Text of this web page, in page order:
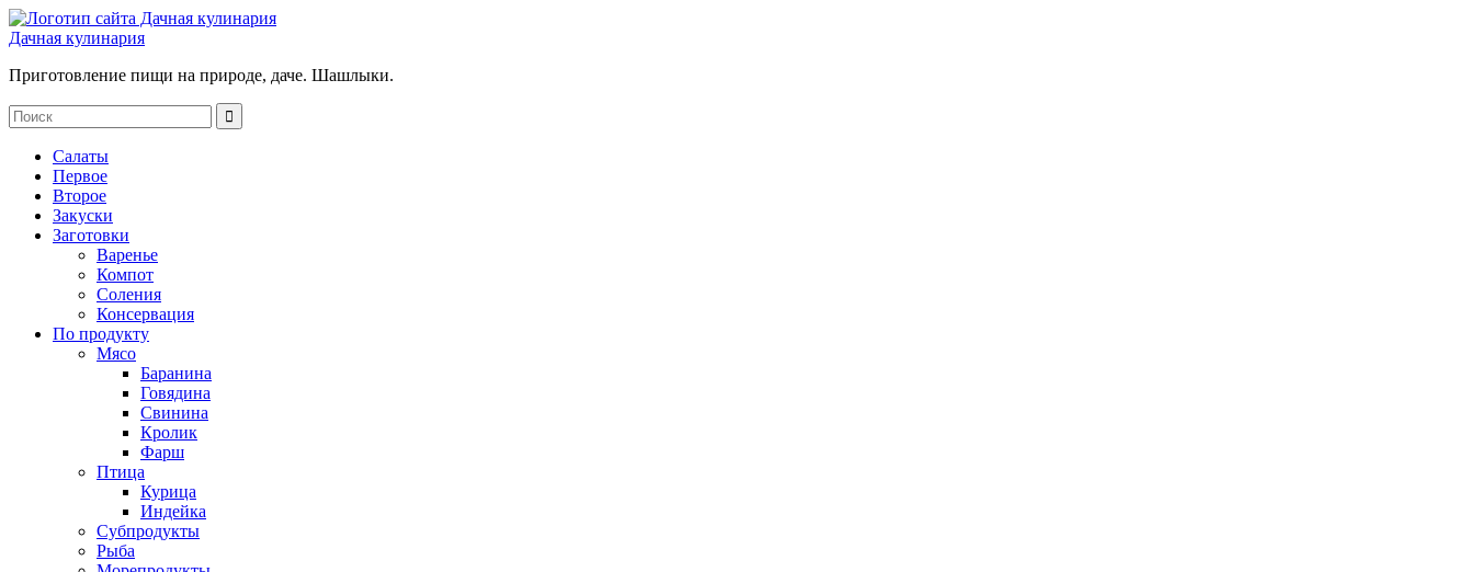
Дачная кулинария
Приготовление пищи на природе, даче. Шашлыки.
Салаты
Первое
Второе
Закуски
Заготовки
Варенье
Компот
Соления
Консервация
По продукту
Мясо
Баранина
Говядина
Свинина
Кролик
Фарш
Птица
Курица
Индейка
Субпродукты
Рыба